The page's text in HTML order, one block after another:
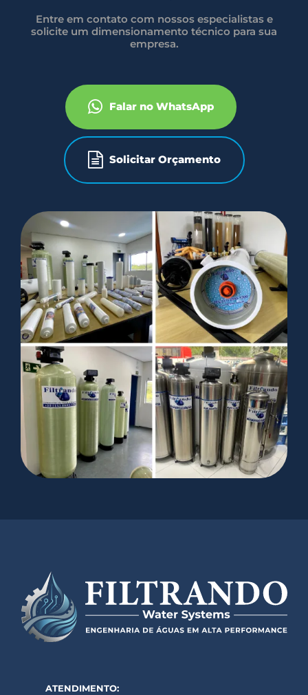
Entre em contato com nossos especialistas e
solicite um dimensionamento técnico para sua
empresa.
Falar no WhatsApp
Solicitar Orçamento
ATENDIMENTO: